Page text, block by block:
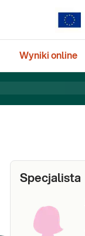
Wyniki online
Specjalista